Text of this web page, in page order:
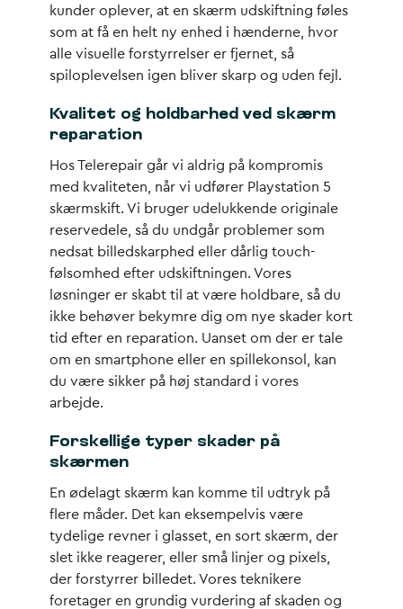
kunder oplever, at en skærm udskiftning føles
som at få en helt ny enhed i hænderne, hvor
alle visuelle forstyrrelser er fjernet, så
spiloplevelsen igen bliver skarp og uden fejl.
Kvalitet og holdbarhed ved skærm
reparation
Hos Telerepair går vi aldrig på kompromis
med kvaliteten, når vi udfører Playstation 5
skærmskift. Vi bruger udelukkende originale
reservedele, så du undgår problemer som
nedsat billedskarphed eller dårlig touch-
følsomhed efter udskiftningen. Vores
løsninger er skabt til at være holdbare, så du
ikke behøver bekymre dig om nye skader kort
tid efter en reparation. Uanset om der er tale
om en smartphone eller en spillekonsol, kan
du være sikker på høj standard i vores
arbejde.
Forskellige typer skader på
skærmen
En ødelagt skærm kan komme til udtryk på
flere måder. Det kan eksempelvis være
tydelige revner i glasset, en sort skærm, der
slet ikke reagerer, eller små linjer og pixels,
der forstyrrer billedet. Vores teknikere
foretager en grundig vurdering af skaden og